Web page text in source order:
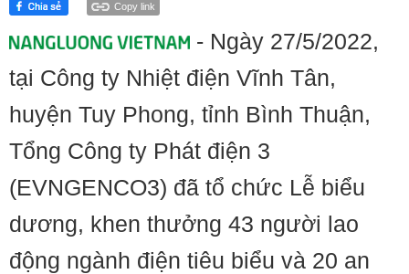
Copy link
- Ngày 27/5/2022,
tại Công ty Nhiệt điện Vĩnh Tân,
huyện Tuy Phong, tỉnh Bình Thuận,
Tổng Công ty Phát điện 3
(EVNGENCO3) đã tổ chức Lễ biểu
dương, khen thưởng 43 người lao
động ngành điện tiêu biểu và 20 an